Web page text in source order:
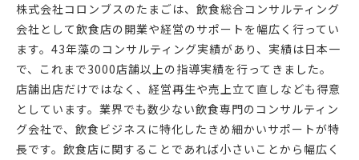
株式会社コロンブスのたまごは、飲食総合コンサルティング
会社として飲食店の開業や経営のサポートを幅広く行ってい
ます。43年藻のコンサルティング実績があり、実績は日本一
で、これまで3000店舗以上の指導実績を行ってきました。
店舗出店だけではなく、経営再生や売上立て直しなども得意
としています。業界でも数少ない飲食専門のコンサルティン
グ会社で、飲食ビジネスに特化したきめ細かいサポートが特
長です。飲食店に関することであれば小さいことから幅広く